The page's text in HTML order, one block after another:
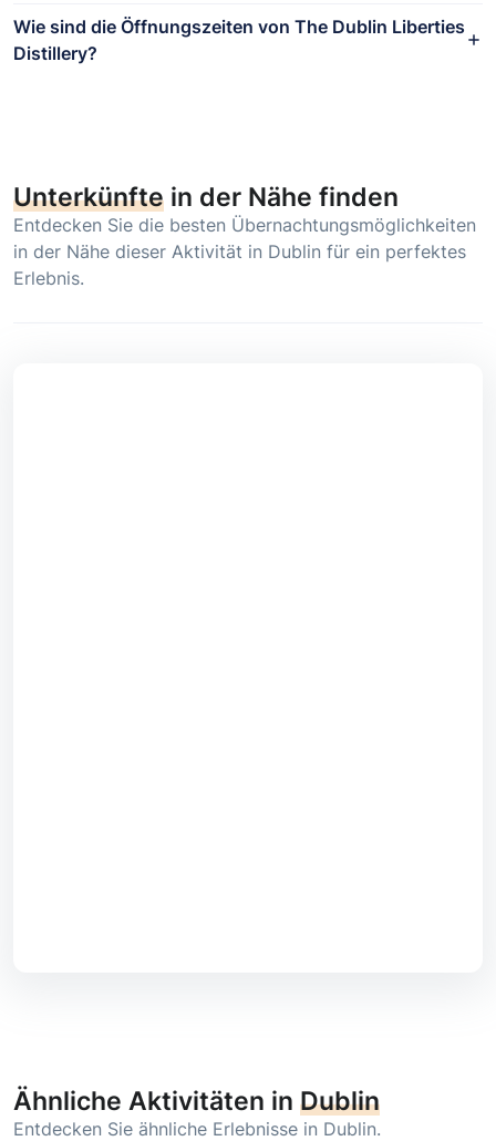
Wie sind die Öffnungszeiten von The Dublin Liberties
Distillery?
Unterkünfte in der Nähe finden
Entdecken Sie die besten Übernachtungsmöglichkeiten
in der Nähe dieser Aktivität in Dublin für ein perfektes
Erlebnis.
Ähnliche Aktivitäten in Dublin
Entdecken Sie ähnliche Erlebnisse in Dublin.